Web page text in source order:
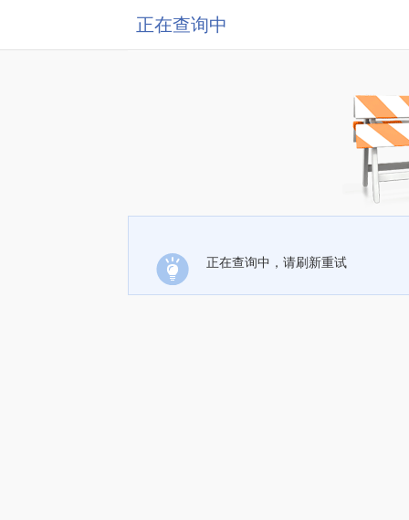
正在查询中
正在查询中，请刷新重试